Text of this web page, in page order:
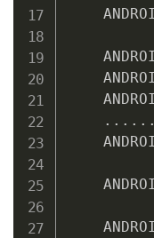
. . . . . .